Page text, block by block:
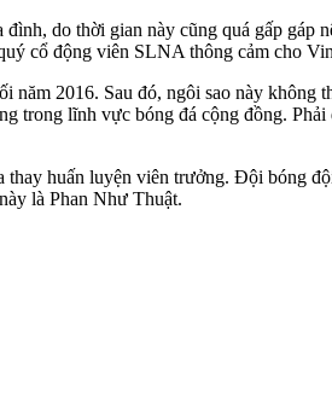
đình, do thời gian này cũng quá gấp
cổ động viên SLNA thông cảm cho
năm 2016. Sau đó, ngôi sao này
trong lĩnh vực bóng đá cộng đồng.
huấn luyện viên trưởng. Đội bóng
là Phan Như Thuật.